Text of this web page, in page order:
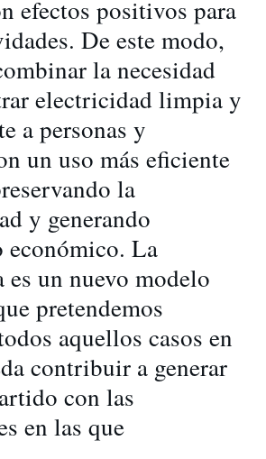
efectos positivos para
De este modo,
la necesidad
electricidad limpia y
a personas y
un uso más eficiente
la
y generando
económico. La
un nuevo modelo
pretendemos
aquellos casos en
contribuir a generar
con las
en las que